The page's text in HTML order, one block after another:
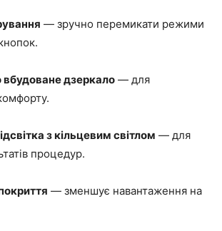
— зручно перемикати режими
вбудоване дзеркало — для
з кільцевим світлом — для
процедур.
— зменшує навантаження на